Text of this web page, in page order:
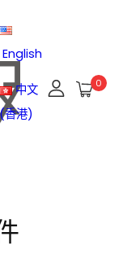
English
中文
香港)
0